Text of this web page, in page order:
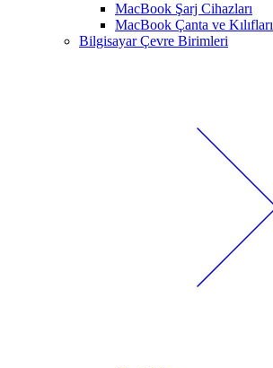
MacBook Şarj Cihazları
MacBook Çanta ve Kılıfları
Bilgisayar Çevre Birimleri